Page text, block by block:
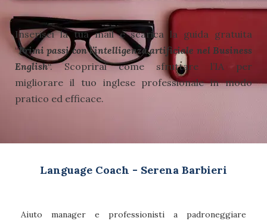
Inserisci la tua mail e scarica la guida gratuita
“Primi passi con l’intelligenza artificiale nel Business
English“.Scoprirai come sfruttare l’IA per
migliorare il tuo inglese professionale in modo
pratico ed efficace.
Language Coach - Serena Barbieri
Aiuto manager e professionisti a padroneggiare